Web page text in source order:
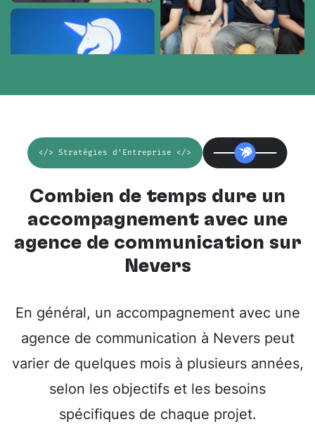
</> Stratégies d'Entreprise </>
Combien de temps dure un
accompagnement avec une
agence de communication sur
Nevers
En général, un accompagnement avec une
agence de communication à Nevers peut
varier de quelques mois à plusieurs années,
selon les objectifs et les besoins
spécifiques de chaque projet.